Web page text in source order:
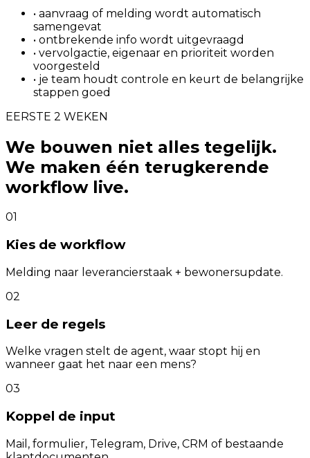
• aanvraag of melding wordt automatisch
samengevat
• ontbrekende info wordt uitgevraagd
• vervolgactie, eigenaar en prioriteit worden
voorgesteld
• je team houdt controle en keurt de belangrijke
stappen goed
EERSTE 2 WEKEN
We bouwen niet alles tegelijk.
We maken één terugkerende
workflow live.
01
Kies de workflow
Melding naar leverancierstaak + bewonersupdate.
02
Leer de regels
Welke vragen stelt de agent, waar stopt hij en
wanneer gaat het naar een mens?
03
Koppel de input
Mail, formulier, Telegram, Drive, CRM of bestaande